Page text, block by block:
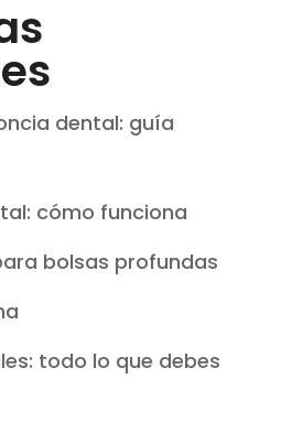
dental: guía
cómo funciona
bolsas profundas
todo lo que debes